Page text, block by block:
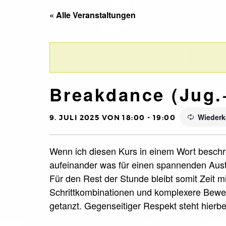
« Alle Veranstaltungen
Breakdance
9. JULI 2025 VON 18:00 -19:00
Wenn ich diesen Kurs in einem Wort
aufeinander was für einen spannenden
Für den Rest der Stunde bleibt somit Zeit
Schrittkombinationen und komplexere
getanzt. Gegenseitiger Respekt steht